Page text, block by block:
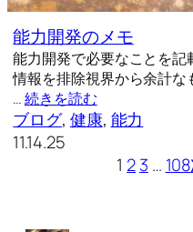
能力開発のメモ
能力開発で必要なことを記
情報を排除視界から余計
…続きを読む
ブログ, 健康, 能力
11.14.25
1 23 … 108